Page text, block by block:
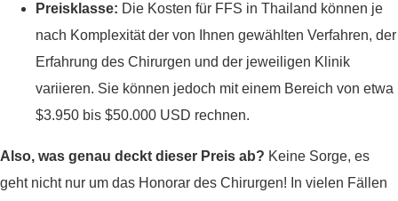
Preisklasse: Die Kosten für FFS in Thailand können je
nach Komplexität der von Ihnen gewählten Verfahren, der
Erfahrung des Chirurgen und der jeweiligen Klinik
variieren. Sie können jedoch mit einem Bereich von etwa
$3.950 bis $50.000 USD rechnen.
Also, was genau deckt dieser Preis ab? Keine Sorge, es
geht nicht nur um das Honorar des Chirurgen! In vielen Fällen